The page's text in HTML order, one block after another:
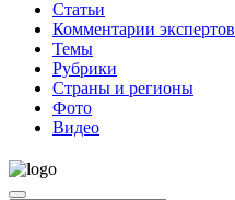
Статьи
Комментарии экспертов
Темы
Рубрики
Страны и регионы
Фото
Видео